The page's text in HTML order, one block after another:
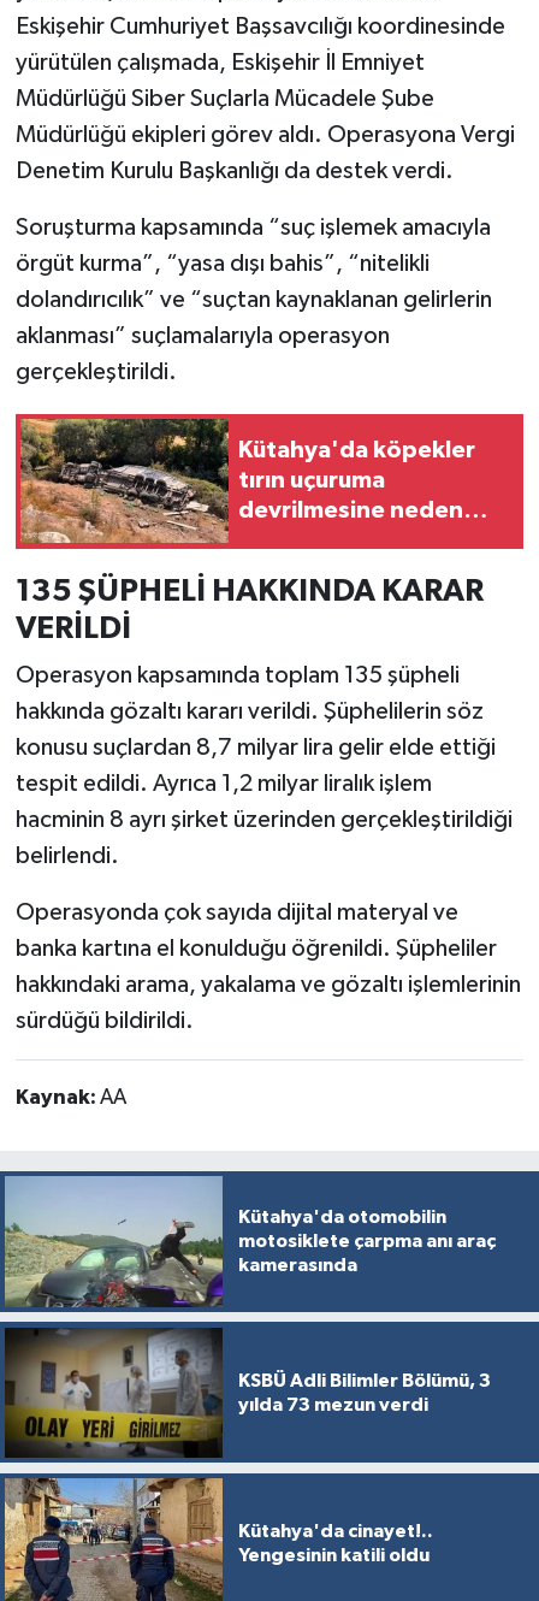
Eskişehir Cumhuriyet Başsavcılığı koordinesinde
yürütülen çalışmada, Eskişehir İl Emniyet
Müdürlüğü Siber Suçlarla Mücadele Şube
Müdürlüğü ekipleri görev aldı. Operasyona Vergi
Denetim Kurulu Başkanlığı da destek verdi.
Soruşturma kapsamında “suç işlemek amacıyla
örgüt kurma”, “yasa dışı bahis”, “nitelikli
dolandırıcılık” ve “suçtan kaynaklanan gelirlerin
aklanması” suçlamalarıyla operasyon
gerçekleştirildi.
Kütahya'da köpekler
tırın uçuruma
devrilmesine neden
135 ŞÜPHELİ HAKKINDA KARAR
VERİLDİ
Operasyon kapsamında toplam 135 şüpheli
hakkında gözaltı kararı verildi. Şüphelilerin söz
konusu suçlardan 8,7 milyar lira gelir elde ettiği
tespit edildi. Ayrıca 1,2 milyar liralık işlem
hacminin 8 ayrı şirket üzerinden gerçekleştirildiği
belirlendi.
Operasyonda çok sayıda dijital materyal ve
banka kartına el konulduğu öğrenildi. Şüpheliler
hakkındaki arama, yakalama ve gözaltı işlemlerinin
sürdüğü bildirildi.
Kaynak: AA
Kütahya'da otomobilin
motosiklete çarpma anı araç
kamerasında
KSBÜ Adli Bilimler Bölümü, 3
yılda 73 mezun verdi
Kütahya'da cinayet!..
Yengesinin katili oldu
İlçeler
Köşe Yazıları
Kültür Sanat
Kütahya
Otomobil
Politika
Resmi İlan
Rüya Tabirleri
Şaphane
Simav
Tavşanlı
Teknoloji
Yemek Tarifleri